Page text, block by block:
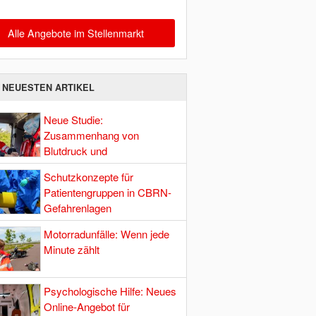
Alle Angebote im Stellenmarkt
ARTIKEL
Neue Studie:
Zusammenhang von
Blutdruck und
Hirndurchblutung
Schutzkonzepte für
Patientengruppen in CBRN-
Gefahrenlagen
Motorradunfälle: Wenn jede
Minute zählt
Psychologische Hilfe: Neues
Online-Angebot für